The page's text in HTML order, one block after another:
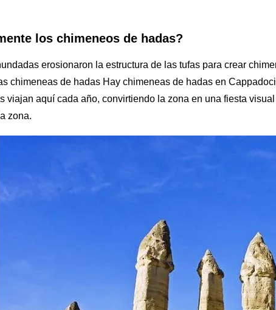
los chimeneos de hadas?
erosionaron la estructura de las tufas para crear
chimeneas de hadas Hay chimeneas de hadas en
viajan aquí cada año, convirtiendo la zona en una fiesta
zona.